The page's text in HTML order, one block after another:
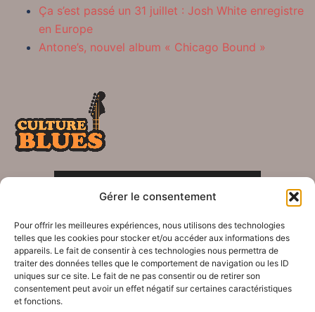
Gérer le consentement
Pour offrir les meilleures expériences, nous utilisons des technologies
telles que les cookies pour stocker et/ou accéder aux informations des
appareils. Le fait de consentir à ces technologies nous permettra de
traiter des données telles que le comportement de navigation ou les ID
uniques sur ce site. Le fait de ne pas consentir ou de retirer son
consentement peut avoir un effet négatif sur certaines caractéristiques
et fonctions.
Ça s’est passé un 31 juillet : Josh White enregistre
en Europe
Antone’s, nouvel album « Chicago Bound »
Crédits
© 2026 Le blues dans tous ses éclats !. Fièrement